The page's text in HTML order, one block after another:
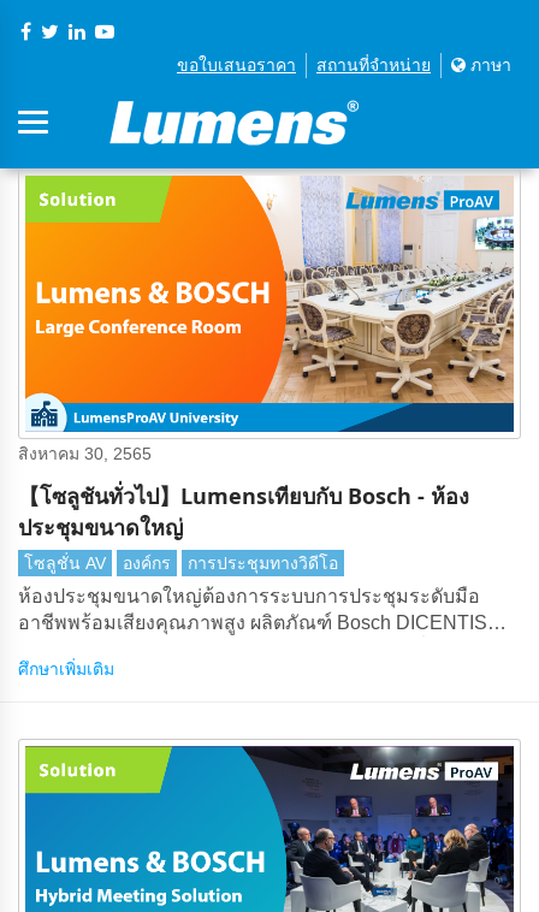
ขอใบเสนอราคา สถานที่จําหน่าย ภาษา
สิงหาคม 30, 2565
【โซลูชันทั่วไป】Lumensเทียบกับ Bosch - ห้อง
ประชุมขนาดใหญ่
โซลูชั่น AV องค์กร การประชุมทางวิดีโอ
ห้องประชุมขนาดใหญ่ต้องการระบบการประชุมระดับมือ
อาชีพพร้อมเสียงคุณภาพสูง ผลิตภัณฑ์ Bosch DICENTIS
โซลูชันทุกด้าน
ศึกษาเพิ่มเติม